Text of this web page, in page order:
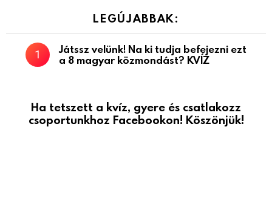
LEGÚJABBAK:
Játssz velünk! Na ki tudja befejezni ezt
a 8 magyar közmondást? KVÍZ
Ha tetszett a kvíz, gyere és csatlakozz
csoportunkhoz Facebookon! Köszönjük!